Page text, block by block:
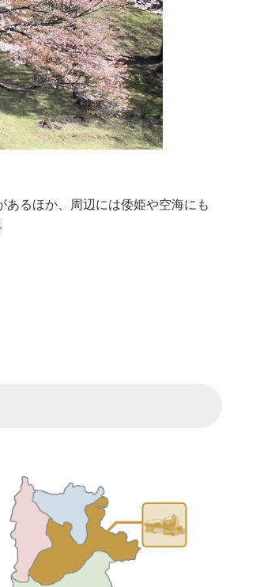
あるほか、周辺には倭姫や空海にも